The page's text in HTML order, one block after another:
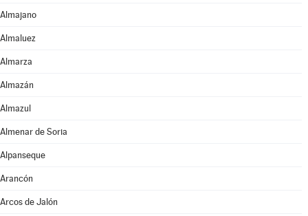
Almajano
Almaluez
Almarza
Almazán
Almazul
Almenar de Soria
Alpanseque
Arancón
Arcos de Jalón